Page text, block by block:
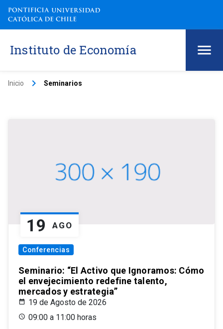
Instituto de Economía
Inicio keyboard_arrow_right Seminarios
19 AGO
Conferencias
Seminario: “El Activo que Ignoramos: Cómo
el envejecimiento redefine talento,
mercados y estrategia”
19 de Agosto de 2026
09:00 a 11:00 horas